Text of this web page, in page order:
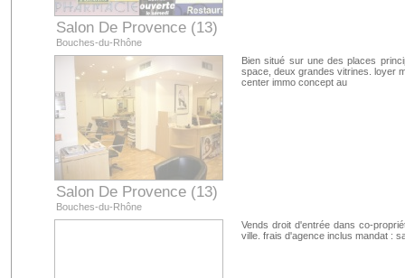
Salon De Provence (13)
Bouches-du-Rhône
Salon De Provence (13)
Bouches-du-Rhône
Bien situé sur une des places
space, deux grandes vitrines. loyer
center immo concept au
Vends droit d'entrée dans co-
ville. frais d'agence inclus mandat :